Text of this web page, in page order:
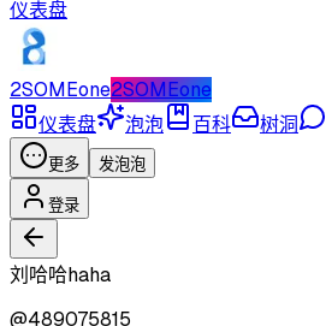
仪表盘
2SOMEone2SOMEone
仪表盘
泡泡 百科 树洞
更多 发泡泡
登录
刘哈哈haha
@489075815